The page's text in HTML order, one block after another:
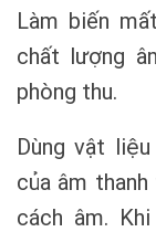
Làm biến
chất lượng
phòng thu.
Dùng vật
của âm
cách âm.